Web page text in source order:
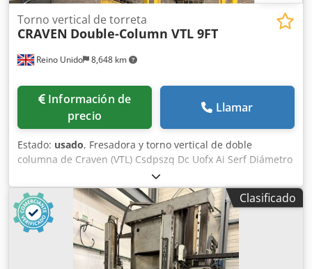
Reino Unido 8,648 km
Torno vertical de torreta
CRAVEN Double-Column VTL 9FT
Información de
precio
Llamar
Estado: usado, Fresadora y torno vertical de doble
columna de Craven (VTL) Csdpszq Dc Uofx Ai Serf Diámetro
de la mesa: 2,743 mm / 9 pies Diámetro máximo de
mecanizado: 2.895 mm / 9 pies 6 pulgadas Altura máxima
de mecanizado: 2.000 mm / 6 pies 6 pulgadas (desde la
parte superior de la mesa hasta la parte inferior de la
traviesa) Peso máximo de la pieza de trabajo: hasta 15.000
kg (aprox. 15 toneladas) Rango de velocidad de la mesa: de
1 a 50 RPM Recorrido del carro vertical (eje Z): hasta 1.000
Clasificado